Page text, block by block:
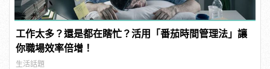
工作太多？還是都在瞎忙？活用「番茄時間管理法」讓
你職場效率倍增！
生活話題